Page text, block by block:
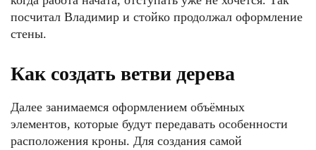
посчитал Владимир и стойко продолжал оформление
стены.
Как создать ветви дерева
Далее занимаемся оформлением объёмных
элементов, которые будут передавать особенности
расположения кроны. Для создания самой